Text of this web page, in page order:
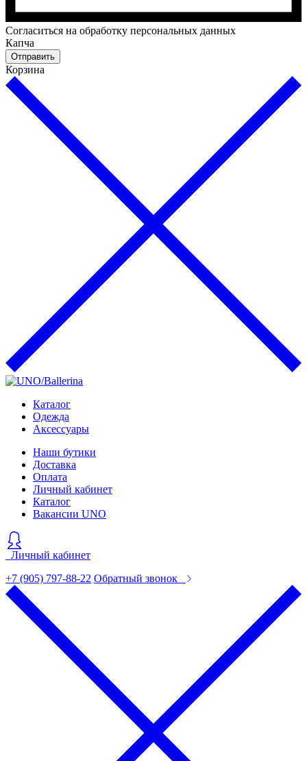
Cогласиться на обработку персональных данных
Капча
Отправить
Корзина
Каталог
Одежда
Аксессуары
Наши бутики
Доставка
Оплата
Личный кабинет
Каталог
Вакансии UNO
Личный кабинет
+7 (905) 797-88-22 Обратный звонок